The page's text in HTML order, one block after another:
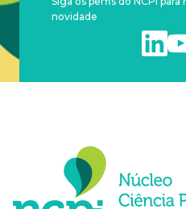
novidade